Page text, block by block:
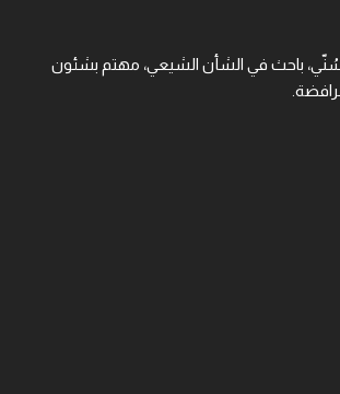
باحث في الشأن الشيعي، مهتم بشئون